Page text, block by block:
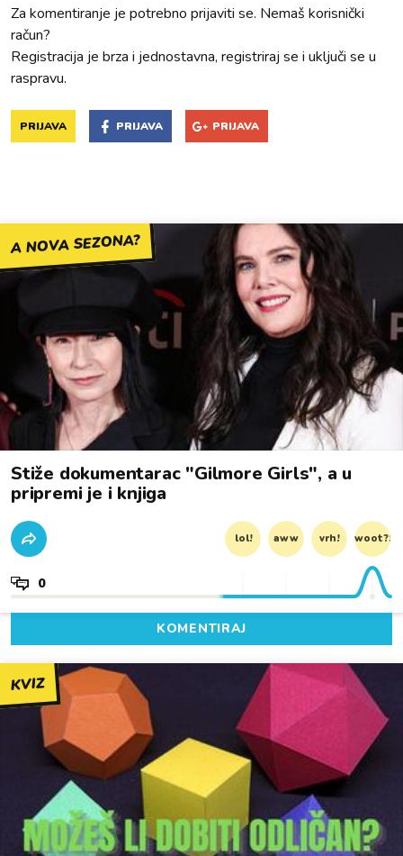
Za komentiranje je potrebno prijaviti se. Nemaš korisnički
račun?
Registracija je brza i jednostavna, registriraj se i uključi se u
raspravu.
PRIJAVA PRIJAVA PRIJAVA
A NOVA SEZONA?
Stiže dokumentarac "Gilmore Girls", a u
pripremi je i knjiga
lol! aww vrh! woot?!
0
KOMENTIRAJ
KVIZ